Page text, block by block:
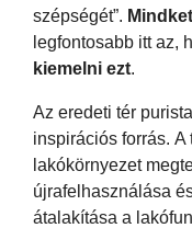
szépségét”.
legfontosabb itt az,
kiemelni ezt.
Az eredeti tér
inspirációs forrás.
lakókörnyezet
újrafelhasználása
átalakítása a